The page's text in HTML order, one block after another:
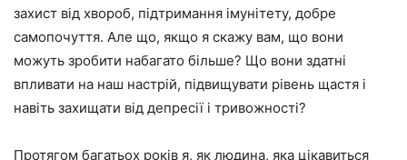
захист від хвороб, підтримання імунітету, добре
самопочуття. Але що, якщо я скажу вам, що вони
можуть зробити набагато більше? Що вони здатні
впливати на наш настрій, підвищувати рівень щастя і
навіть захищати від депресії і тривожності?
Протягом багатьох років я, як людина, яка цікавиться